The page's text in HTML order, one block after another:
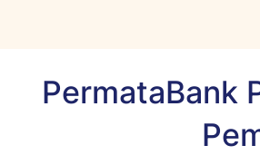
PermataBank